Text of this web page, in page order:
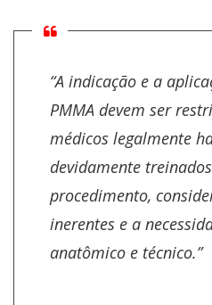
“A indicação e a
PMMA devem ser
médicos legalmente
devidamente
procedimento,
inerentes e a
anatômico e técnico.”